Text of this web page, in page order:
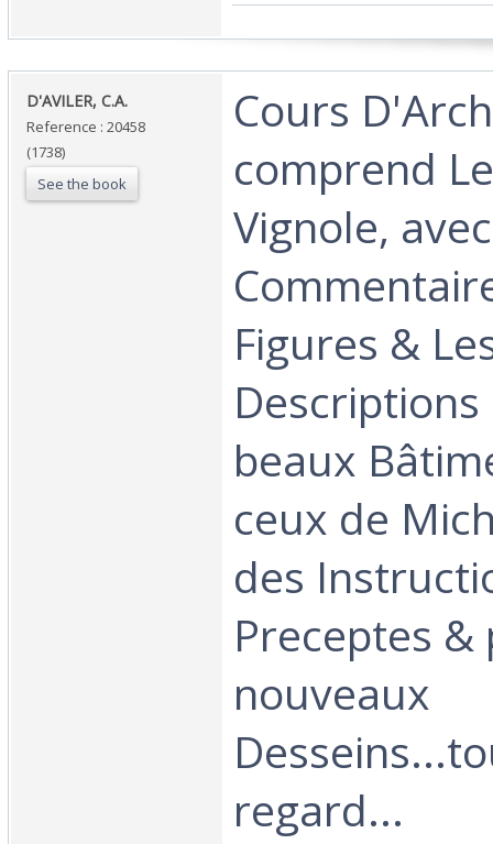
‎D'AVILER, C.A.‎
Reference : 20458
(1738)
See the book
‎Cours
comprend
Vignole,
Figures &
beaux
ceux de
des
Preceptes
nouveaux
regard...‎